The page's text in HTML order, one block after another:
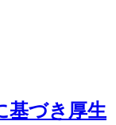
基づき厚生